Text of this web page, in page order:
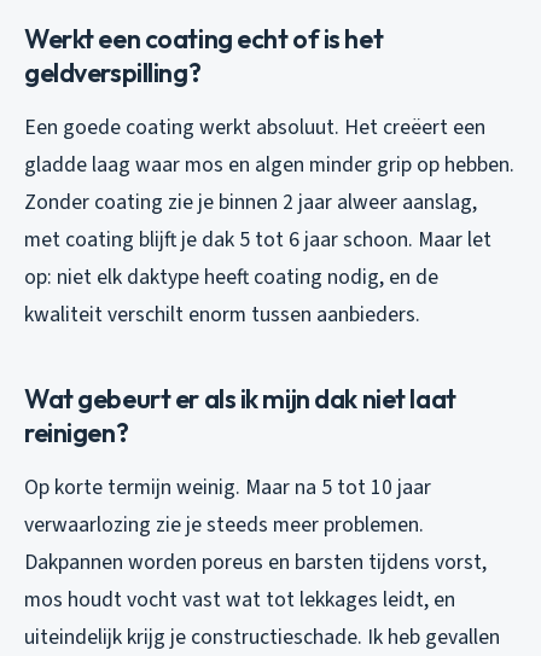
Werkt een coating echt of is het
geldverspilling?
Een goede coating werkt absoluut. Het creëert een
gladde laag waar mos en algen minder grip op hebben.
Zonder coating zie je binnen 2 jaar alweer aanslag,
met coating blijft je dak 5 tot 6 jaar schoon. Maar let
op: niet elk daktype heeft coating nodig, en de
kwaliteit verschilt enorm tussen aanbieders.
Wat gebeurt er als ik mijn dak niet laat
reinigen?
Op korte termijn weinig. Maar na 5 tot 10 jaar
verwaarlozing zie je steeds meer problemen.
Dakpannen worden poreus en barsten tijdens vorst,
mos houdt vocht vast wat tot lekkages leidt, en
uiteindelijk krijg je constructieschade. Ik heb gevallen